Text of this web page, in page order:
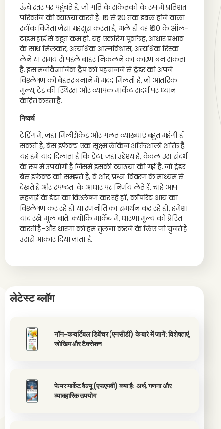
ऊंचे स्तर पर पहुंचते हैं, जो गति के संकेतकों के रूप में प्रतिशत
परिवर्तन की व्याख्या करते हैं. ₹10 से ₹20 तक डबल होने वाला
स्टॉक विजेता जैसा महसूस करता है, भले ही यह ₹100 के ऑल-
टाइम हाई से बहुत कम हो. यह एंकरिंग पूर्वाग्रह, आधार प्रभाव
के साथ मिलकर, अत्यधिक आत्मविश्वास, अत्यधिक रिस्क
लेने या समय से पहले बाहर निकलने का कारण बन सकता
है. इस मनोवैज्ञानिक ट्रैप को पहचानने से ट्रेडर को अपने
विश्लेषण को बेहतर बनाने में मदद मिलती है, जो आंतरिक
मूल्य, ट्रेंड की स्थिरता और व्यापक मार्केट संदर्भ पर ध्यान
केंद्रित करता है.
निष्कर्ष
ट्रेडिंग में, जहां मिलीसेकेंड और गलत व्याख्याएं बहुत महंगी हो
सकती हैं, बेस इफेक्ट एक सूक्ष्म लेकिन शक्तिशाली शक्ति है.
यह हमें याद दिलाता है कि डेटा, जहां उद्देश्य है, केवल उस संदर्भ
के रूप में उपयोगी है जिसमें इसकी व्याख्या की गई है. जो ट्रेडर
बेस इफेक्ट को समझते हैं, वे शोर, प्रश्न विवरण के माध्यम से
देखते हैं और स्पष्टता के आधार पर निर्णय लेते हैं. चाहे आप
महंगाई के डेटा का विश्लेषण कर रहे हों, कॉर्पोरेट आय का
विश्लेषण कर रहे हों या रणनीति का समर्थन कर रहे हों, हमेशा
याद रखें: मूल बातें. क्योंकि मार्केट में, धारणा मूल्य को प्रेरित
करती है-और धारणा को हम तुलना करने के लिए जो चुनते हैं
उससे आकार दिया जाता है.
लेटेस्ट ब्लॉग
नॉन-कन्वर्टिबल डिबेंचर (एनसीडी) के बारे में जानें: विशेषताएं,
जोखिम और टैक्सेशन
फेयर मार्केट वैल्यू (एफएमवी) क्या है: अर्थ, गणना और
व्यावहारिक उपयोग